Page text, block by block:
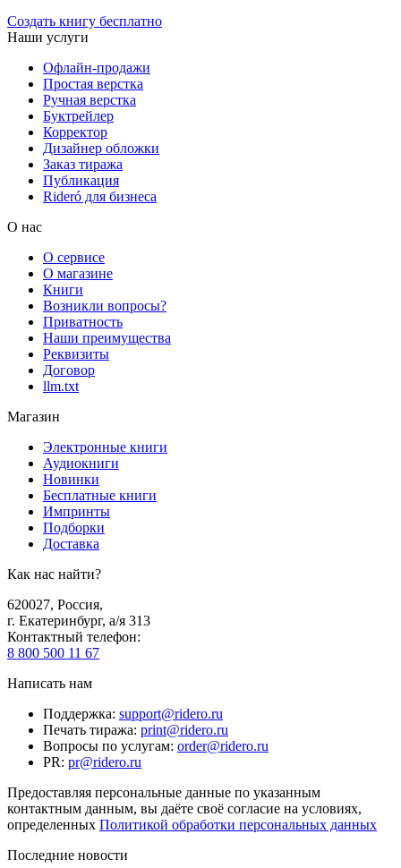
Создать книгу бесплатно
Наши услуги
Офлайн-продажи
Простая верстка
Ручная верстка
Буктрейлер
Корректор
Дизайнер обложки
Заказ тиража
Публикация
Rideró для бизнеса
О нас
О сервисе
О магазине
Книги
Возникли вопросы?
Приватность
Наши преимущества
Реквизиты
Договор
llm.txt
Магазин
Электронные книги
Аудиокниги
Новинки
Бесплатные книги
Импринты
Подборки
Доставка
Как нас найти?
620027, Россия,
г. Екатеринбург, а/я 313
Контактный телефон:
8 800 500 11 67
Написать нам
Поддержка: support@ridero.ru
Печать тиража: print@ridero.ru
Вопросы по услугам: order@ridero.ru
PR: pr@ridero.ru
Предоставляя персональные данные по указанным
контактным данным, вы даёте своё согласие на условиях,
определенных Политикой обработки персональных данных
Последние новости